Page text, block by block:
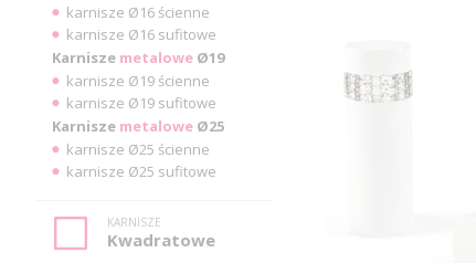
karnisze Ø16 ścienne
karnisze Ø16 sufitowe
Karnisze metalowe Ø19
karnisze Ø19 ścienne
karnisze Ø19 sufitowe
Karnisze metalowe Ø25
karnisze Ø25 ścienne
karnisze Ø25 sufitowe
KARNISZE
Kwadratowe